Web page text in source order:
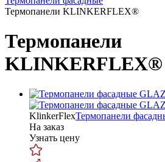
Термопанели KLINKERFLEX®
Термопанели
KLINKERFLEX®
KlinkerFlexТермопанели
На заказ
Узнать цену